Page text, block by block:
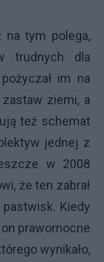
na tym polega,
trudnych dla
im na
ziemi, a
też schemat
jednej z
w 2008
że ten zabrał
Kiedy
prawomocne
wynikało,